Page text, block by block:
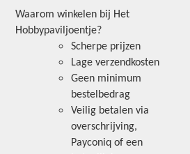
Waarom winkelen bij Het
Hobbypaviljoentje?
Scherpe prijzen
Lage verzendkosten
Geen minimum
bestelbedrag
Veilig betalen via
overschrijving,
Payconiq of een